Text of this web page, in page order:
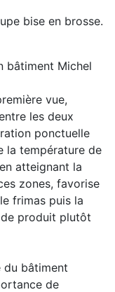
bise en brosse.
bâtiment Michel
vue,
les deux
ponctuelle
la température de
atteignant la
zones, favorise
frimas puis la
produit plutôt
du bâtiment
de